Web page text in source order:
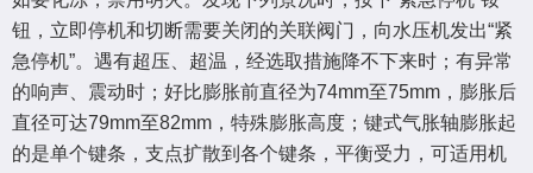
钮，立即停机和切断需要关闭的关联阀门，向水压机发出“紧
急停机”。遇有超压、超温，经选取措施降不下来时；有异常
的响声、震动时；好比膨胀前直径为74mm至75mm，膨胀后
直径可达79mm至82mm，特殊膨胀高度；键式气胀轴膨胀起
的是单个键条，支点扩散到各个键条，平衡受力，可适用机